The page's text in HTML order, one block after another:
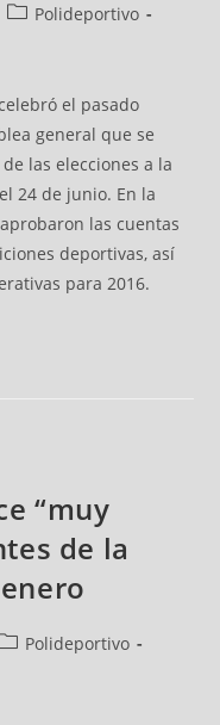
Polideportivo
el pasado
general que se
las elecciones a la
24 de junio. En la
las cuentas
deportivas, así
para 2016.
“muy
de la
Polideportivo